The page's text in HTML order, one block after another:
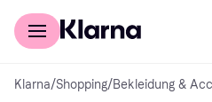
Für Shopper
Klarna/Shopping/Bekleidung &